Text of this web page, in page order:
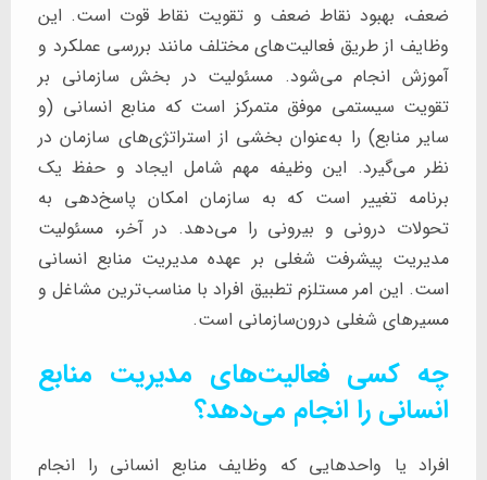
ضعف، بهبود نقاط ضعف و تقویت نقاط قوت است. این
وظایف از طریق فعالیت‌های مختلف مانند بررسی عملکرد و
آموزش انجام می‌شود. مسئولیت در بخش سازمانی بر
تقویت سیستمی موفق متمرکز است که منابع انسانی (و
سایر منابع) را به‌عنوان بخشی از استراتژی‌های سازمان در
نظر می‌گیرد. این وظیفه مهم شامل ایجاد و حفظ یک
برنامه تغییر است که به سازمان امکان پاسخ‌دهی به
تحولات درونی و بیرونی را می‌دهد. در آخر، مسئولیت
مدیریت پیشرفت شغلی بر عهده مدیریت منابع انسانی
است. این امر مستلزم تطبیق افراد با مناسب‌ترین مشاغل و
مسیرهای شغلی درون‌سازمانی است.
چه کسی فعالیت‌های مدیریت منابع
انسانی را انجام می‌دهد؟
افراد یا واحدهایی که وظایف منابع انسانی را انجام